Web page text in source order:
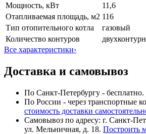
Мощность, кВт
11,6
Отапливаемая площадь, м2 116
Тип отопительного котла
газовый
Количество контуров
Все характеристики›
Доставка и самовывоз
По Санкт-Петербургу - бесплатно.
По России - через транспортные
стоимость доставки
Самовывоз по адресу: г. Санкт-
ул. Мельничная, д. 18. Построить